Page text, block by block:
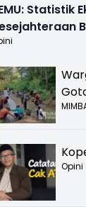
Fenomena
Statistik
Opini